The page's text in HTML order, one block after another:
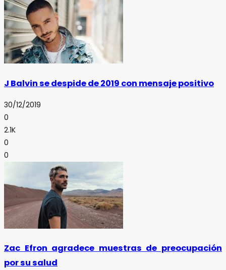
J Balvin se despide de 2019 con mensaje positivo
30/12/2019
0
2.1K
0
0
Zac Efron agradece muestras de preocupación
por su salud